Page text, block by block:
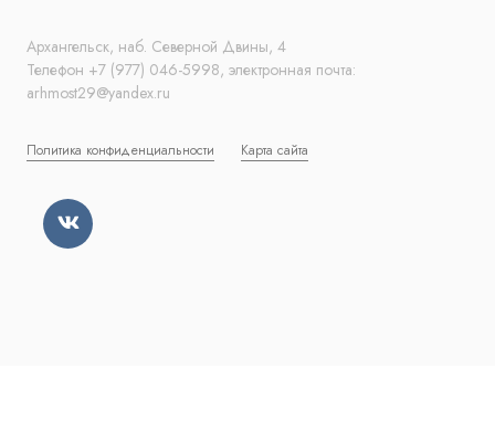
Архангельск, наб. Северной Двины, 4
Телефон +7 (977) 046-5998, электронная почта:
arhmost29@yandex.ru
Политика конфиденциальности Карта сайта